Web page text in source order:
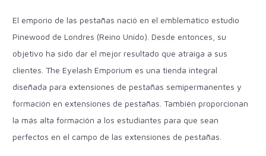
El emporio de las pestañas nació en el emblemático estudio
Pinewood de Londres (Reino Unido). Desde entonces, su
objetivo ha sido dar el mejor resultado que atraiga a sus
clientes. The Eyelash Emporium es una tienda integral
diseñada para extensiones de pestañas semipermanentes y
formación en extensiones de pestañas. También proporcionan
la más alta formación a los estudiantes para que sean
perfectos en el campo de las extensiones de pestañas.